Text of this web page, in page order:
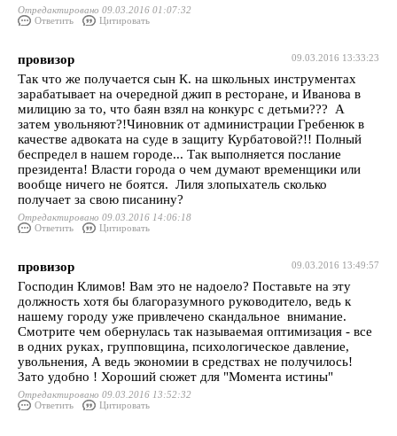
Отредактировано 09.03.2016 01:07:32
Ответить
Цитировать
09.03.2016 13:33:23
провизор
Так что же получается сын К. на школьных инструментах
зарабатывает на очередной джип в ресторане, и Иванова в
милицию за то, что баян взял на конкурс с детьми??? А
затем увольняют?!Чиновник от администрации Гребенюк в
качестве адвоката на суде в защиту Курбатовой?!! Полный
беспредел в нашем городе... Так выполняется послание
президента! Власти города о чем думают временщики или
вообще ничего не боятся. Лиля злопыхатель сколько
получает за свою писанину?
Отредактировано 09.03.2016 14:06:18
Ответить
Цитировать
09.03.2016 13:49:57
провизор
Господин Климов! Вам это не надоело? Поставьте на эту
должность хотя бы благоразумного руководитело, ведь к
нашему городу уже привлечено скандальное внимание.
Смотрите чем обернулась так называемая оптимизация - все
в одних руках, групповщина, психологическое давление,
увольнения, А ведь экономии в средствах не получилось!
Зато удобно ! Хороший сюжет для "Момента истины"
Отредактировано 09.03.2016 13:52:32
Ответить
Цитировать